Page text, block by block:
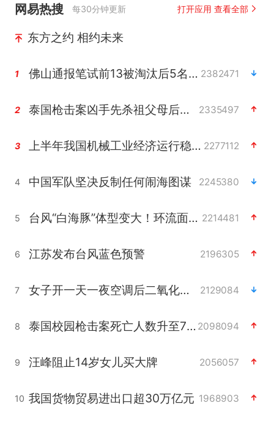
网易热搜 每30分钟更新 打开应用 查看全部
东方之约 相约未来
1 佛山通报笔试前13被淘汰后5名进体检 2382471
2 泰国枪击案凶手先杀祖父母后行凶 2335497
3 上半年我国机械工业经济运行稳中有进 2277112
4 中国军队坚决反制任何闹海图谋 2245380
5 台风“白海豚”体型变大！环流面积接近13个浙江那么大 2214481
6 江苏发布台风蓝色预警 2196305
7 女子开一天一夜空调后二氧化碳中毒 2129084
8 泰国校园枪击案死亡人数升至7人 2098094
9 汪峰阻止14岁女儿买大牌 2056057
10 我国货物贸易进出口超30万亿元 1968903